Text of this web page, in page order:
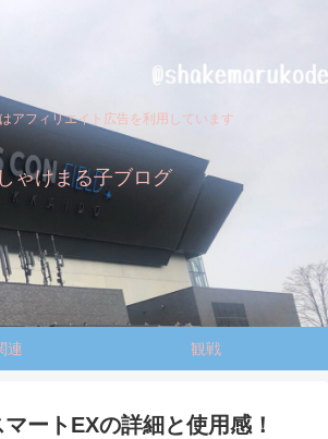
アフィリエイト広告を利用しています
ゃけまる子ブログ
連 観戦
マートEXの詳細と使用感！